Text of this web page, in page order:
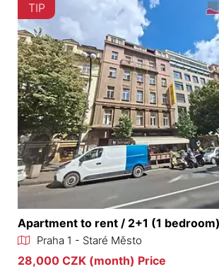
TIP
Apartment to rent / 2+1 (1
Praha 1 - Staré Město
28,000 CZK (month) Price